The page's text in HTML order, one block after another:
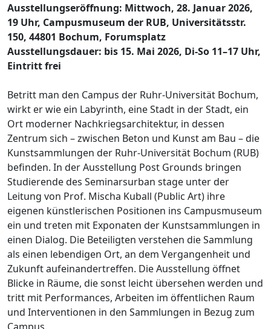
Ausstellungseröffnung: Mittwoch, 28. Januar 2026,
19 Uhr, Campusmuseum der RUB, Universitätsstr.
150, 44801 Bochum, Forumsplatz
Ausstellungsdauer: bis 15. Mai 2026, Di-So 11–17 Uhr,
Eintritt frei
Betritt man den Campus der Ruhr-Universität Bochum,
wirkt er wie ein Labyrinth, eine Stadt in der Stadt, ein
Ort moderner Nachkriegsarchitektur, in dessen
Zentrum sich – zwischen Beton und Kunst am Bau – die
Kunstsammlungen der Ruhr-Universität Bochum (RUB)
befinden. In der Ausstellung Post Grounds bringen
Studierende des Seminarsurban stage unter der
Leitung von Prof. Mischa Kuball (Public Art) ihre
eigenen künstlerischen Positionen ins Campusmuseum
ein und treten mit Exponaten der Kunstsammlungen in
einen Dialog. Die Beteiligten verstehen die Sammlung
als einen lebendigen Ort, an dem Vergangenheit und
Zukunft aufeinandertreffen. Die Ausstellung öffnet
Blicke in Räume, die sonst leicht übersehen werden und
tritt mit Performances, Arbeiten im öffentlichen Raum
und Interventionen in den Sammlungen in Bezug zum